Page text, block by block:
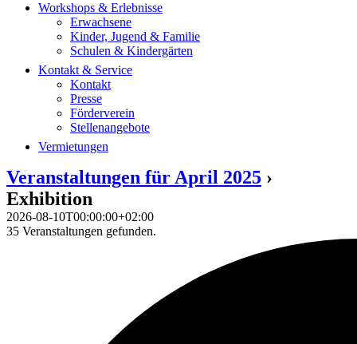
Workshops & Erlebnisse
Erwachsene
Kinder, Jugend & Familie
Schulen & Kindergärten
Kontakt & Service
Kontakt
Presse
Förderverein
Stellenangebote
Vermietungen
Veranstaltungen für April 2025 ›
Exhibition
2026-08-10T00:00:00+02:00
35 Veranstaltungen gefunden.